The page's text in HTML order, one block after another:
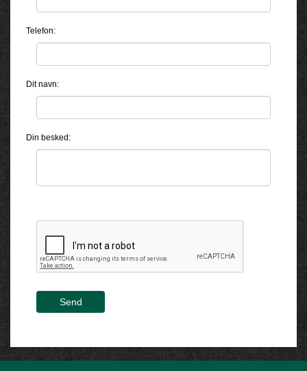
Telefon:
Dit navn:
Din besked:
Send